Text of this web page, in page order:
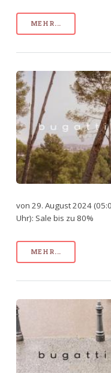
MEHR...
von 29. August 2024
Uhr): Sale bis zu 80%
MEHR...